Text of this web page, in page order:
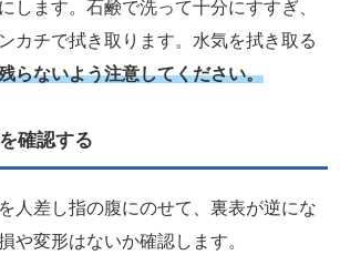
します。石鹸で洗って十分にすすぎ、
カチで拭き取ります。水気を拭き取る
らないよう注意してください。
確認する
人差し指の腹にのせて、裏表が逆にな
や変形はないか確認します。